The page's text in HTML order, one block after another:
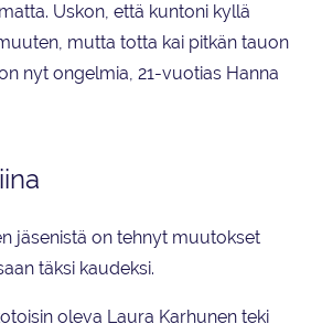
Uskon, että kuntoni kyllä
mutta totta kai pitkän tauon
nyt ongelmia, 21-vuotias Hanna
jäsenistä on tehnyt muutokset
täksi kaudeksi.
oleva Laura Karhunen teki